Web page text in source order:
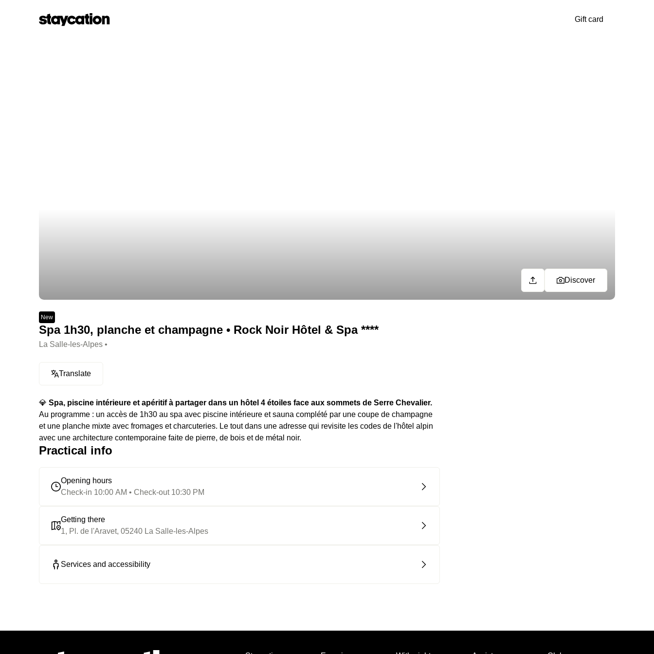
Gift card
Discover
New
Spa 1h30, planche et champagne • Rock Noir Hôtel & Spa ****
La Salle-les-Alpes •
Translate
💎 Spa, piscine intérieure et apéritif à partager dans un hôtel 4 étoiles face aux sommets de Serre Chevalier.
Au programme : un accès de 1h30 au spa avec piscine intérieure et sauna complété par une coupe de champagne
et une planche mixte avec fromages et charcuteries. Le tout dans une adresse qui revisite les codes de l'hôtel alpin
avec une architecture contemporaine faite de pierre, de bois et de métal noir.
Practical info
Opening hours
Check-in 10:00 AM • Check-out 10:30 PM
Getting there
1, Pl. de l'Aravet, 05240 La Salle-les-Alpes
Services and accessibility